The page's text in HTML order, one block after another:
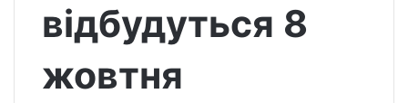
відбудуться 8
жовтня